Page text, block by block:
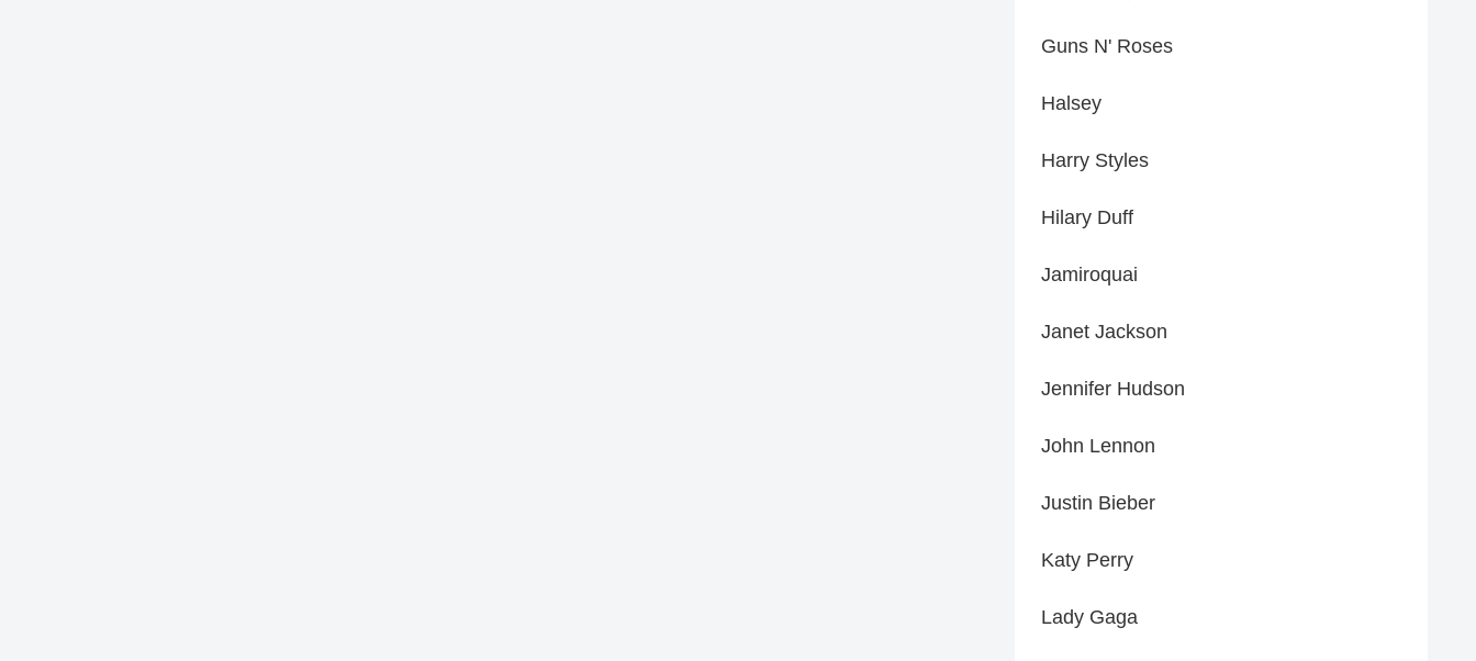
Guns N' Roses
Halsey
Harry Styles
Hilary Duff
Jamiroquai
Janet Jackson
Jennifer Hudson
John Lennon
Justin Bieber
Katy Perry
Lady Gaga